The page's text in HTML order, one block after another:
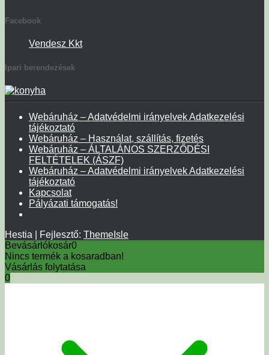
Facebook
Vendesz Kkt
Ipari berendezések
Webáruház – Adatvédelmi irányelvek Adatkezelési
tájékoztató
Webáruház – Használat, szállítás, fizetés
Webáruház – ÁLTALÁNOS SZERZŐDÉSI
FELTÉTELEK (ÁSZF)
Webáruház – Adatvédelmi irányelvek Adatkezelési
tájékoztató
Kapcsolat
Pályázati támogatás!
Hestia | Fejlesztő: ThemeIsle
Bevásárlókosár0
Nincs termék a kosaradban!
Vásárlás folytatása
0